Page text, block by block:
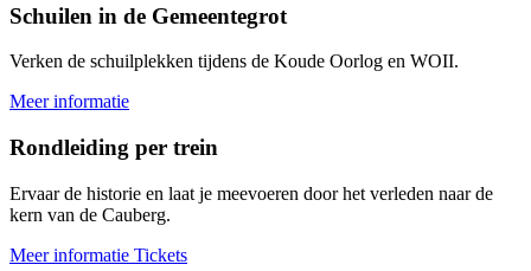
Schuilen in de Gemeentegrot
Verken de schuilplekken tijdens de Koude Oorlog en WOII.
Meer informatie
Rondleiding per trein
Ervaar de historie en laat je meevoeren door het verleden naar de
kern van de Cauberg.
Meer informatie Tickets